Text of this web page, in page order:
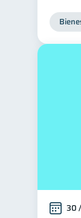
30